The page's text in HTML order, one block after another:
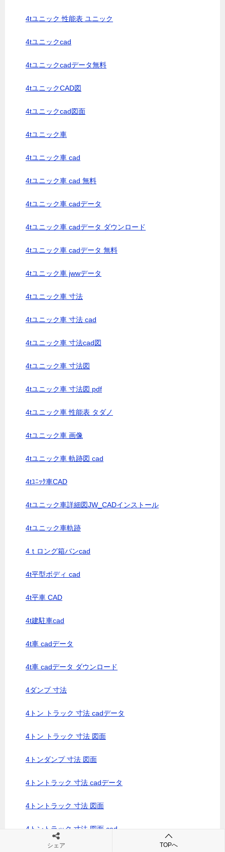
4tユニック 性能表 ユニック
4tユニックcad
4tユニックcadデータ無料
4tユニックCAD図
4tユニックcad図面
4tユニック車
4tユニック車 cad
4tユニック車 cad 無料
4tユニック車 cadデータ
4tユニック車 cadデータ ダウンロード
4tユニック車 cadデータ 無料
4tユニック車 jwwデータ
4tユニック車 寸法
4tユニック車 寸法 cad
4tユニック車 寸法cad図
4tユニック車 寸法図
4tユニック車 寸法図 pdf
4tユニック車 性能表 タダノ
4tユニック車 画像
4tユニック車 軌跡図 cad
4tﾕﾆｯｸ車CAD
4tユニック車詳細図JW_CADインストール
4tユニック車軌跡
4ｔロング箱バンcad
4t平型ボディ cad
4t平車 CAD
4t建駐車cad
4t車 cadデータ
4t車 cadデータ ダウンロード
4ダンプ 寸法
4トン トラック 寸法 cadデータ
4トン トラック 寸法 図面
4トンダンプ 寸法 図面
4トントラック 寸法 cadデータ
4トントラック 寸法 図面
4トントラック 寸法 図面 cad
シェア TOPへ